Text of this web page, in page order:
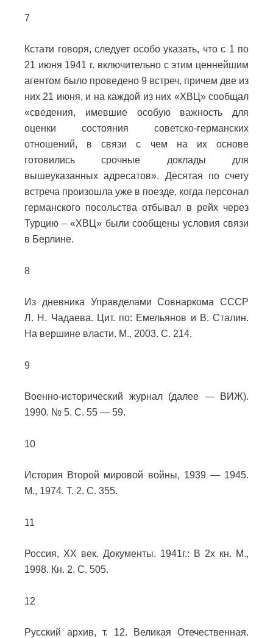
7
Кстати говоря, следует особо указать, что с 1 по
21 июня 1941 г. включительно с этим ценнейшим
агентом было проведено 9 встреч, причем две из
них 21 июня, и на каждой из них «ХВЦ» сообщал
«сведения, имевшие особую важность для
оценки состояния советско-германских
отношений, в связи с чем на их основе
готовились срочные доклады для
вышеуказанных адресатов». Десятая по счету
встреча произошла уже в поезде, когда персонал
германского посольства отбывал в рейх через
Турцию – «ХВЦ» были сообщены условия связи
в Берлине.
8
Из дневника Управделами Совнаркома СССР
Л. Н. Чадаева. Цит. по: Емельянов и В. Сталин.
На вершине власти. М., 2003. С. 214.
9
Военно-исторический журнал (далее — ВИЖ).
1990. № 5. С. 55 — 59.
10
История Второй мировой войны, 1939 — 1945.
М., 1974. Т. 2. С. 355.
11
Россия, ХХ век. Документы. 1941г.: В 2х кн. М.,
1998. Кн. 2. С. 505.
12
Русский архив, т. 12. Великая Отечественная.